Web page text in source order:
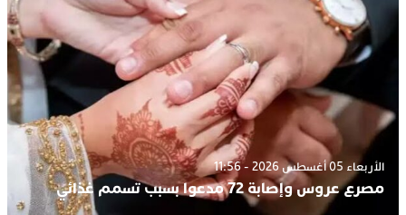
الأربعاء 05 أغسطس 2026 - 11:56
مصرع عروس وإصابة 72 مدعوا بسبب تسمم غذائي